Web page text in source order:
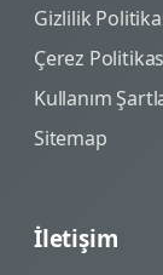
Gizlilik
Çerez
Kullanım
Sitemap
İletişim